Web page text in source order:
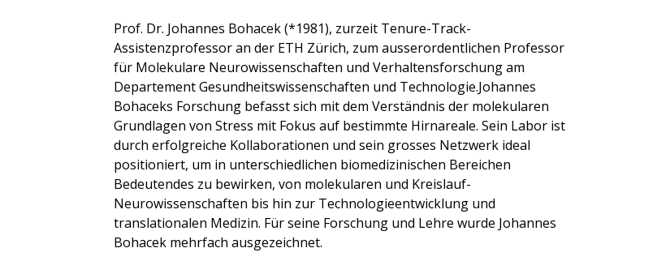
Prof. Dr. Johannes Bohacek (*1981), zurzeit Tenure-Track-
Assistenzprofessor an der ETH Zürich, zum ausserordentlichen Professor
für Molekulare Neurowissenschaften und Verhaltensforschung am
Departement Gesundheitswissenschaften und Technologie.Johannes
Bohaceks Forschung befasst sich mit dem Verständnis der molekularen
Grundlagen von Stress mit Fokus auf bestimmte Hirnareale. Sein Labor ist
durch erfolgreiche Kollaborationen und sein grosses Netzwerk ideal
positioniert, um in unterschiedlichen biomedizinischen Bereichen
Bedeutendes zu bewirken, von molekularen und Kreislauf-
Neurowissenschaften bis hin zur Technologieentwicklung und
translationalen Medizin. Für seine Forschung und Lehre wurde Johannes
Bohacek mehrfach ausgezeichnet.